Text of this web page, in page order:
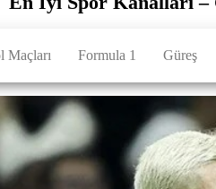
Maçları Formula 1 Güreş